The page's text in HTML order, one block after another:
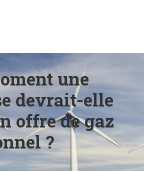
une
devrait-elle
offre de gaz
?